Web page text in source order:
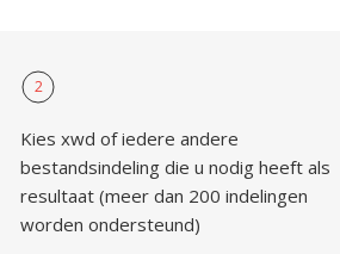
2
Kies xwd of iedere andere
bestandsindeling die u nodig heeft als
resultaat (meer dan 200 indelingen
worden ondersteund)